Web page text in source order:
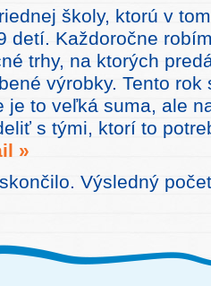
školy, ktorú v
detí. Každoročne
trhy, na ktorých
výrobky. Tento rok
je to veľká suma, ale
s tými, ktorí to
»
Výsledný